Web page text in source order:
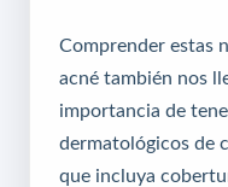
Comprender estas
acné también nos
importancia de
dermatológicos de
que incluya